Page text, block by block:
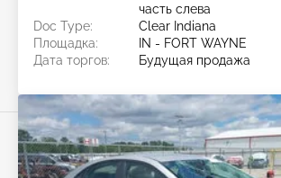
часть слева
Doc Type:
Clear Indiana
Площадка:
IN - FORT WAYNE
Дата торгов:
Будущая продажа